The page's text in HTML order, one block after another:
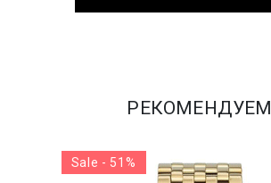
РЕКОМЕНДУЕМ
Sale - 51%